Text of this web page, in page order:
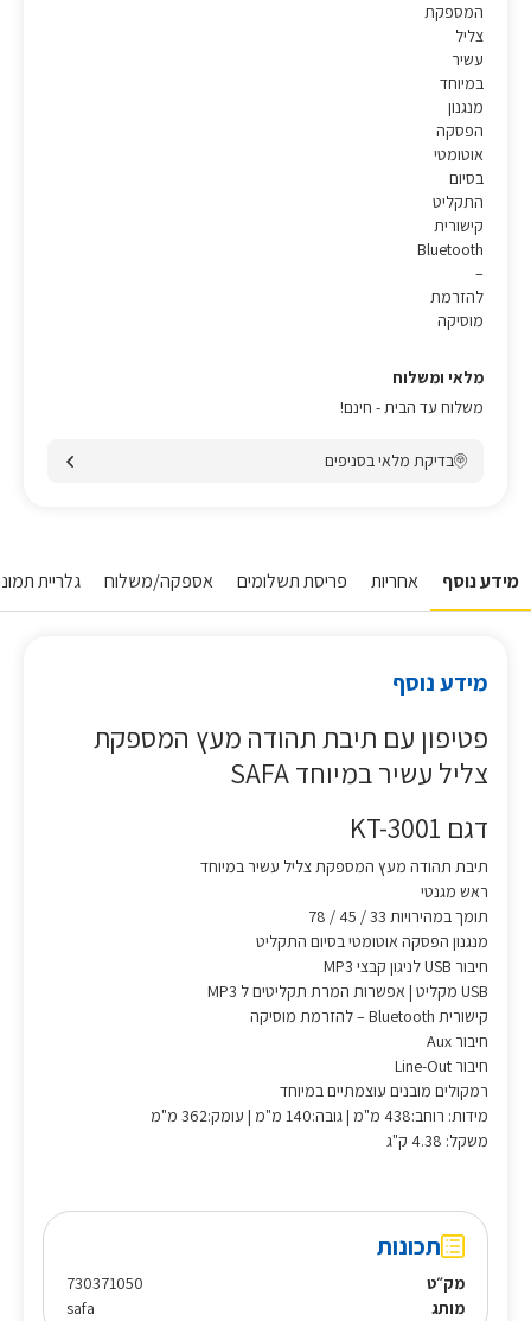
המספקת
צליל
עשיר
במיוחד
מנגנון
הפסקה
אוטומטי
בסיום
התקליט
קישורית
Bluetooth
–
להזרמת
מוסיקה
מלאי ומשלוח
משלוח עד הבית - חינם!
בדיקת מלאי בסניפים
מידע נוסף אחריות פריסת תשלומים אספקה/משלוח גלריית
מידע נוסף
פטיפון עם תיבת תהודה מעץ המספקת
צליל עשיר במיוחד SAFA
דגם KT-3001
תיבת תהודה מעץ המספקת צליל עשיר במיוחד
ראש מגנטי
תומך במהירויות 33 / 45 / 78
מנגנון הפסקה אוטומטי בסיום התקליט
חיבור USB לניגון קבצי MP3
USB מקליט | אפשרות המרת תקליטים ל MP3
קישורית Bluetooth – להזרמת מוסיקה
חיבור Aux
חיבור Line-Out
רמקולים מובנים עוצמתיים במיוחד
מידות: רוחב:438 מ"מ | גובה:140 מ"מ | עומק:362 מ"מ
משקל: 4.38 ק"ג
תכונות
מק״ט
730371050
מותג
safa